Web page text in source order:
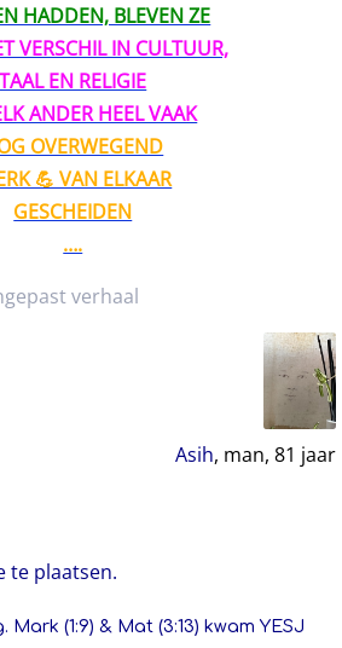
HADDEN, BLEVEN ZE
VERSCHIL IN CULTUUR,
TAAL EN RELIGIE
ANDER HEEL VAAK
OVERWEGEND
💪 VAN ELKAAR
GESCHEIDEN
….
verhaal
Asih, man, 81 jaar
te plaatsen.
Mark (1:9) & Mat (3:13) kwam YESJ